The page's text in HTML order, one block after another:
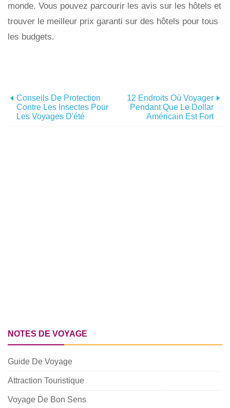
monde. Vous pouvez parcourir les avis sur les hôtels et
trouver le meilleur prix garanti sur des hôtels pour tous
les budgets.
Conseils De Protection
Contre Les Insectes Pour
Les Voyages D'été
12 Endroits Où Voyager
Pendant Que Le Dollar
Américain Est Fort
NOTES DE VOYAGE
Guide De Voyage
Attraction Touristique
Voyage De Bon Sens